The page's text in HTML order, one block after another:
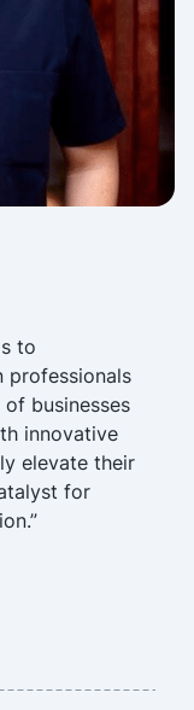
to
professionals
businesses
innovative
elevate their
for